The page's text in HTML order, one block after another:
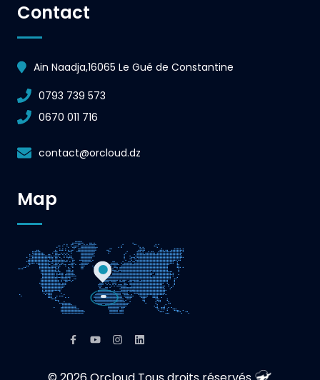
Contact
Ain Naadja,16065 Le Gué de Constantine
0793 739 573
0670 011 716
contact@orcloud.dz
Map